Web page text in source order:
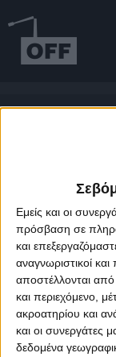
Εμείς και οι
πρόσβαση σε
και
αναγνωριστικοί
αποστέλλονται από
και περιεχόμενο,
ακροατηρίου και
και οι συνεργάτες
δεδομένα
About Offradio
Designed &